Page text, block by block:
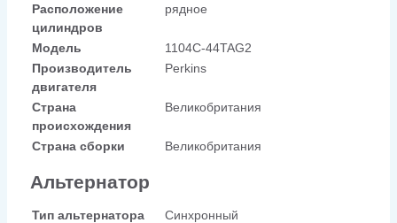
Расположение
цилиндров
рядное
Модель
1104C-44TAG2
Производитель
двигателя
Perkins
Страна
происхождения
Великобритания
Страна сборки Великобритания
Альтернатор
Тип альтернатора
Синхронный